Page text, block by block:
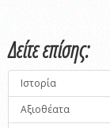
Δείτε επίσης:
Ιστορία
Αξιοθέατα